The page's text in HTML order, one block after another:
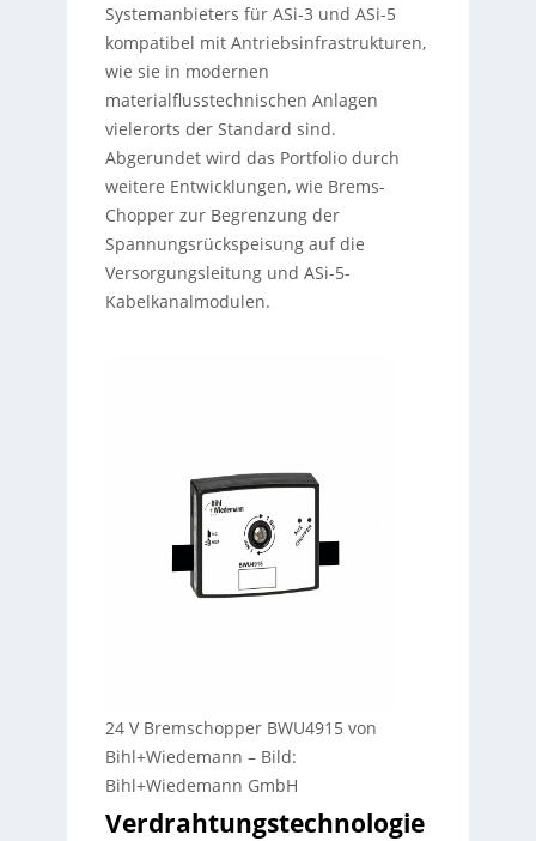
Systemanbieters für ASi-3 und ASi-5
kompatibel mit Antriebsinfrastrukturen,
wie sie in modernen
materialflusstechnischen Anlagen
vielerorts der Standard sind.
Abgerundet wird das Portfolio durch
weitere Entwicklungen, wie Brems-
Chopper zur Begrenzung der
Spannungsrückspeisung auf die
Versorgungsleitung und ASi-5-
Kabelkanalmodulen.
24 V Bremschopper BWU4915 von
Bihl+Wiedemann – Bild:
Bihl+Wiedemann GmbH
Verdrahtungstechnologie